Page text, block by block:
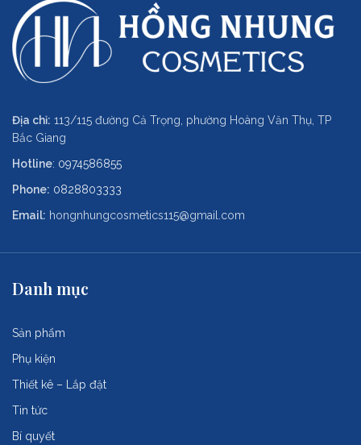
Địa chỉ: 113/115 đường Cả Trọng, phường Hoàng Văn Thụ, TP
Bắc Giang
Hotline: 0974586855
Phone: 0828803333
Email: hongnhungcosmetics115@gmail.com
Danh mục
Sản phẩm
Phụ kiện
Thiết kê – Lắp đặt
Tin tức
Bí quyết